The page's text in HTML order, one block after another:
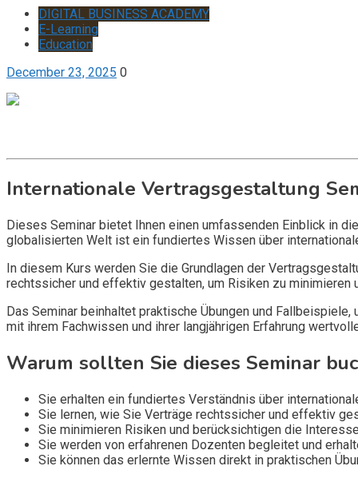
DIGITAL BUSINESS ACADEMY
E-Learning
Education
December 23, 2025 0
Internationale Vertragsgestaltung
Dieses Seminar bietet Ihnen einen umfassenden Einblick in
globalisierten Welt ist ein fundiertes Wissen über
In diesem Kurs werden Sie die Grundlagen der
rechtssicher und effektiv gestalten, um Risiken zu
Das Seminar beinhaltet praktische Übungen und
mit ihrem Fachwissen und ihrer langjährigen Erfahrung
Warum sollten Sie dieses Seminar
Sie erhalten ein fundiertes Verständnis über
Sie lernen, wie Sie Verträge rechtssicher und effektiv
Sie minimieren Risiken und berücksichtigen die
Sie werden von erfahrenen Dozenten begleitet und
Sie können das erlernte Wissen direkt in praktischen